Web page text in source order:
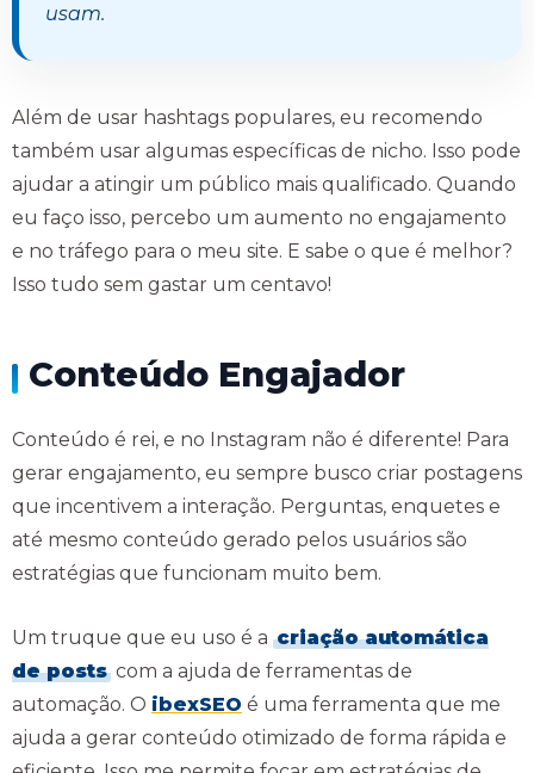
usam.
Além de usar hashtags populares, eu recomendo
também usar algumas específicas de nicho. Isso pode
ajudar a atingir um público mais qualificado. Quando
eu faço isso, percebo um aumento no engajamento
e no tráfego para o meu site. E sabe o que é melhor?
Isso tudo sem gastar um centavo!
Conteúdo Engajador
Conteúdo é rei, e no Instagram não é diferente! Para
gerar engajamento, eu sempre busco criar postagens
que incentivem a interação. Perguntas, enquetes e
até mesmo conteúdo gerado pelos usuários são
estratégias que funcionam muito bem.
Um truque que eu uso é a criação automática
de posts com a ajuda de ferramentas de
automação. O ibexSEO é uma ferramenta que me
ajuda a gerar conteúdo otimizado de forma rápida e